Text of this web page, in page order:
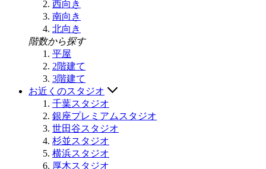
西向き
南向き
北向き
階数から探す
平屋
2階建て
3階建て
お近くのスタジオ
千葉スタジオ
銀座プレミアムスタジオ
世田谷スタジオ
杉並スタジオ
横浜スタジオ
厚木スタジオ